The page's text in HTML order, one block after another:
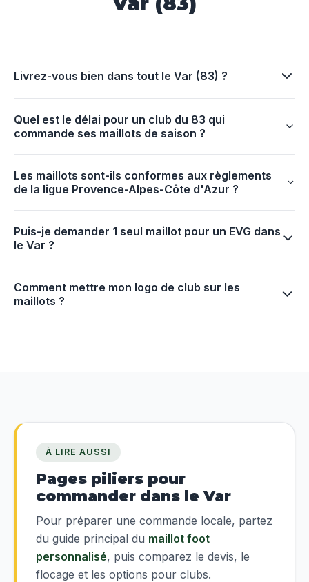
Livrez-vous bien dans tout le Var (83) ?
Quel est le délai pour un club du 83 qui
commande ses maillots de saison ?
Les maillots sont-ils conformes aux règlements
de la ligue Provence-Alpes-Côte d'Azur ?
Puis-je demander 1 seul maillot pour un EVG dans
le Var ?
Comment mettre mon logo de club sur les
maillots ?
À LIRE AUSSI
Pages piliers pour
commander dans le Var
Pour préparer une commande locale, partez
du guide principal du maillot foot
personnalisé, puis comparez le devis, le
flocage et les options pour clubs.